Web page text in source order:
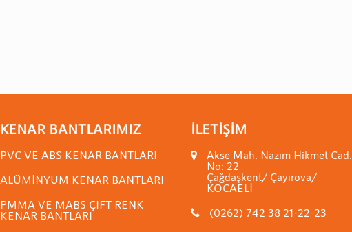
KENAR BANTLARIMIZ
PVC VE ABS KENAR BANTLARI
ALÜMİNYUM KENAR BANTLARI
PMMA VE MABS ÇİFT RENK
KENAR BANTLARI
İLETIŞIM
Akse Mah. Nazım Hikmet Cad.
No: 22
Çağdaşkent/ Çayırova/
KOCAELİ
(0262) 742 38 21-22-23